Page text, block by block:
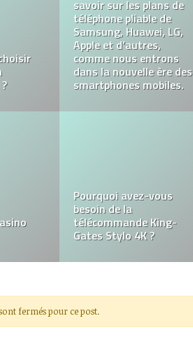
Le cahier réutilisable
intelligent Soyez
responsable avec
l’environnement et avec
votre poche!
Qu’est-ce qu’un
concasseur à cône?
fermés pour ce post.